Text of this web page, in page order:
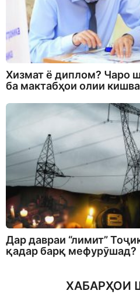
Хизмат ё диплом? Чаро
ба мактабҳои олии
Дар давраи “лимит”
қадар барқ мефурӯшад?
ХАБАРҲОИ